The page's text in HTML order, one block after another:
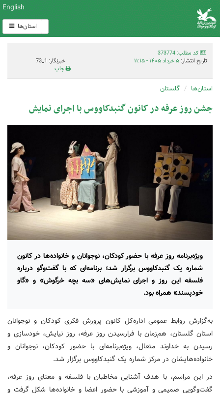
English
استان‌ها
کد مطلب: 373774
تاریخ انتشار: ۵ خرداد ۱۴۰۵ - ۱۱:۱۵
خبرنگار: 1_73
چاپ
استان‌ها گلستان
جشن روز عرفه در کانون گنبدکاووس با اجرای نمایش
ویژه‌برنامه روز عرفه با حضور کودکان، نوجوانان و خانواده‌ها در کانون
شماره یک گنبدکاووس برگزار شد؛ برنامه‌ای که با گفت‌وگو درباره
فلسفه این روز و اجرای نمایش‌های «سه بچه خرگوش» و «گاو
خودپسند» همراه بود.
به‌گزارش روابط عمومی اداره‌کل کانون پرورش فکری کودکان و نوجوانان
استان گلستان، هم‌زمان با فرارسیدن روز عرفه، روز نیایش، خودسازی و
رسیدن به خداوند متعال، ویژه‌برنامه‌ای با حضور کودکان، نوجوانان و
خانواده‌هایشان در مرکز شماره یک گنبدکاووس برگزار شد.
در این مراسم، با هدف آشنایی مخاطبان با فلسفه و معنای روز عرفه،
گفت‌وگویی صمیمی و آموزشی با حضور اعضا و خانواده‌ها شکل گرفت و